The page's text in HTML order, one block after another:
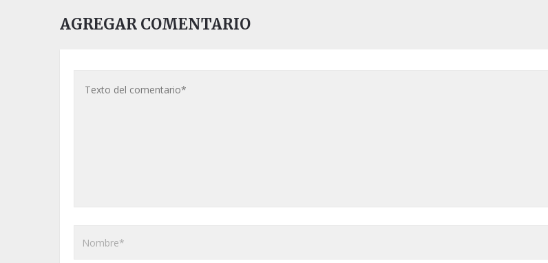
AGREGAR COMENTARIO